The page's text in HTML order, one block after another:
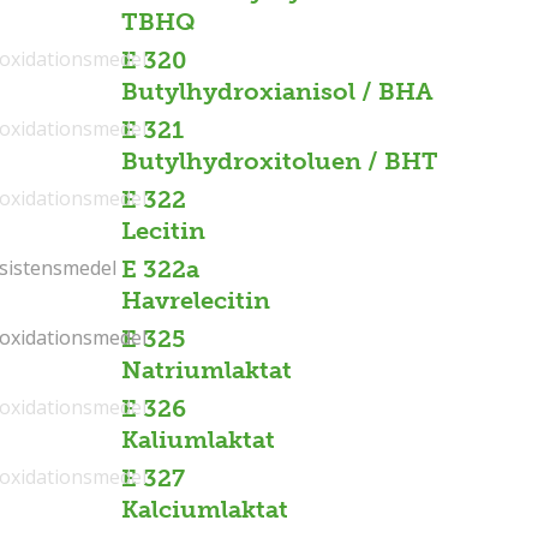
TBHQ
E 320
Butylhydroxianisol / BHA
E 321
Butylhydroxitoluen / BHT
E 322
Lecitin
E 322a
Havrelecitin
E 325
Natriumlaktat
E 326
Kaliumlaktat
E 327
Kalciumlaktat